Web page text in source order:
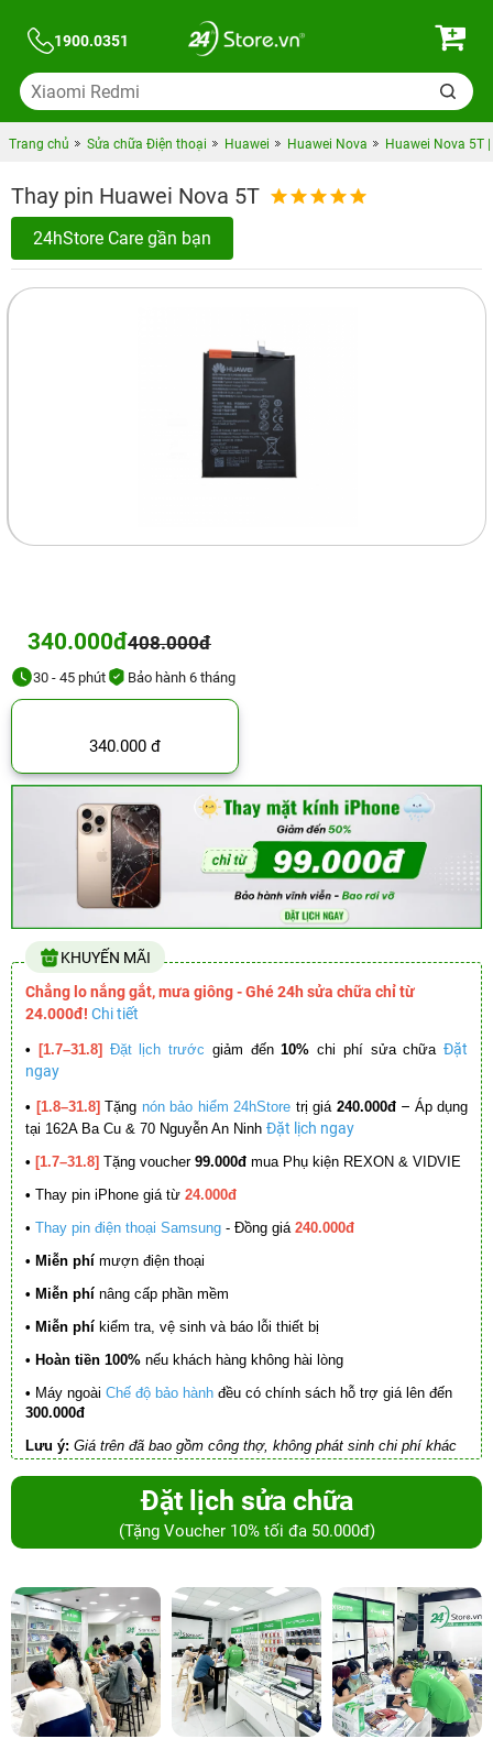
1900.0351
Trang chủ Sửa chữa Điện thoại Huawei Huawei Nova Huawei Nova 5T |
Thay pin Huawei Nova 5T
24hStore Care gần bạn
340.000đ408.000đ
30 - 45 phút Bảo hành 6 tháng
340.000 đ
KHUYẾN MÃI
Chẳng lo nắng gắt, mưa giông - Ghé 24h sửa chữa chỉ từ
24.000đ! Chi tiết
• [1.7–31.8] Đặt lịch trước giảm đến10% chi phí sửa chữa Đặt
ngay
• [1.8–31.8] Tặng nón bảo hiểm 24hStore trị giá 240.000đ – Áp dụng
tại 162A Ba Cu & 70 Nguyễn An Ninh Đặt lịch ngay
• [1.7–31.8] Tặng voucher 99.000đ mua Phụ kiện REXON & VIDVIE
• Thay pin iPhone giá từ 24.000đ
• Thay pin điện thoại Samsung - Đồng giá 240.000đ
• Miễn phí mượn điện thoại
• Miễn phí nâng cấp phần mềm
• Miễn phí kiểm tra, vệ sinh và báo lỗi thiết bị
• Hoàn tiền 100% nếu khách hàng không hài lòng
• Máy ngoài Chế độ bảo hành đều có chính sách hỗ trợ giá lên đến
300.000đ
Lưu ý: Giá trên đã bao gồm công thợ, không phát sinh chi phí khác
Đặt lịch sửa chữa
(Tặng Voucher 10% tối đa 50.000đ)